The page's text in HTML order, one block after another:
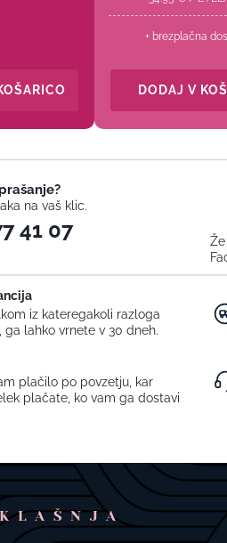
+ brezplačna
DODAJ V
na vaš klic.
41 07
iz kateregakoli razloga
ga lahko vrnete v 30 dneh.
plačilo po povzetju, kar
plačate, ko vam ga dostavi